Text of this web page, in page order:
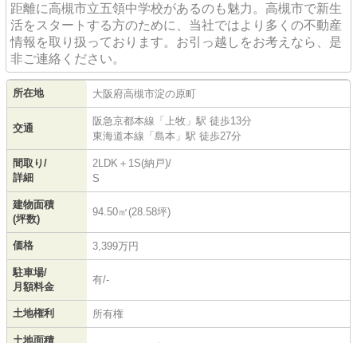
距離に高槻市立五領中学校があるのも魅力。高槻市で新生
活をスタートする方のために、当社ではより多くの不動産
情報を取り扱っております。お引っ越しをお考えなら、是
非ご連絡ください。
所在地 大阪府高槻市淀の原町
交通
阪急京都本線 「 上牧 」駅 徒歩13分
東海道本線 「 島本 」駅 徒歩27分
間取り/
詳細
2LDK＋1S(納戸)/
S
建物面積
(坪数)
94.50㎡(28.58坪)
価格 3,399万円
駐車場/
月額料金
有/-
土地権利 所有権
土地面積